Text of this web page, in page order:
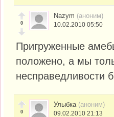
0
Nazym (аноним)
10.02.2010 05:50
Пригруженные
положено, а мы
несправедливости
0
Улыбка (аноним)
09.02.2010 21:13